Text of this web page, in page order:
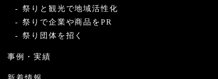
祭りと観光で地域活性化
祭りで企業や商品をPR
祭り団体を招く
事例・実績